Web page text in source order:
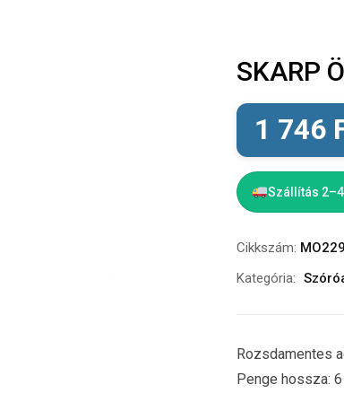
SKARP
1 746
Szállítás
Cikkszám:
Kategória:
Rozsdamentes
Penge hossza: